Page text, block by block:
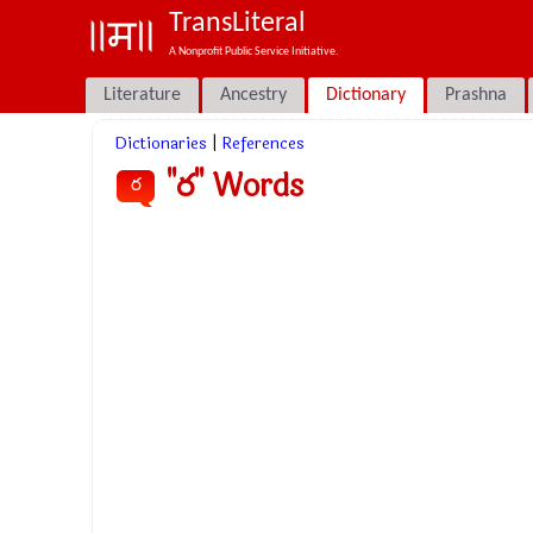
TransLiteral
A Nonprofit Public Service Initiative.
Literature Ancestry Dictionary Prashna
Dictionaries References
ర "ర" Words